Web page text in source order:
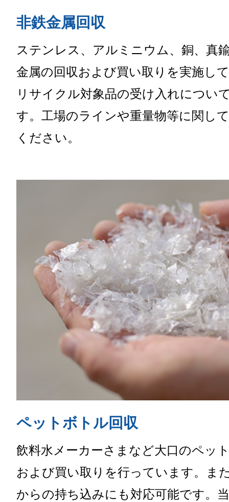
非鉄金属回収
ステンレス、アルミニウム、銅、真
金属の回収および買い取りを実施し
リサイクル対象品の受け入れについ
す。工場のラインや重量物等に関し
ください。
ペットボトル回収
飲料水メーカーさまなど大口のペッ
および買い取りを行っています。ま
からの持ち込みにも対応可能です。